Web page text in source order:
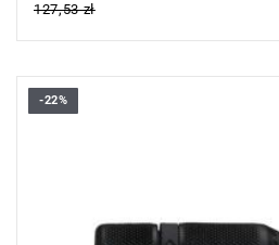
127,53 zł
• Rozwarcie szczęk uchwytu: 1,5 - 13
-22%